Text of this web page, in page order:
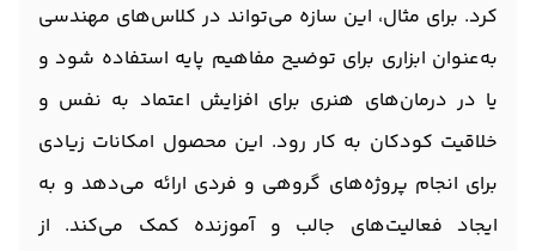
کرد. برای مثال، این سازه می‌تواند در کلاس‌های مهندسی
به‌عنوان ابزاری برای توضیح مفاهیم پایه استفاده شود و
یا در درمان‌های هنری برای افزایش اعتماد به نفس و
خلاقیت کودکان به کار رود. این محصول امکانات زیادی
برای انجام پروژه‌های گروهی و فردی ارائه می‌دهد و به
ایجاد فعالیت‌های جالب و آموزنده کمک می‌کند. از